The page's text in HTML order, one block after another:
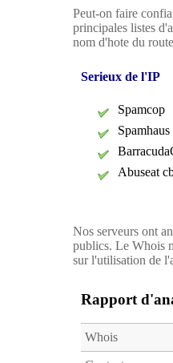
Peut-on faire
principales listes
nom d'hote du
Serieux de l'IP
Spamcop
Spamhaus
Abuseat
Nos serveurs ont
publics. Le Whois
sur l'utilisation de
Rapport
Whois